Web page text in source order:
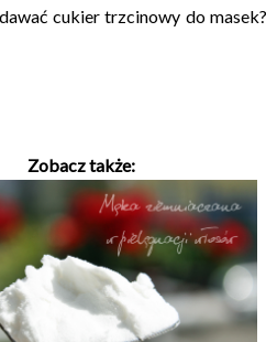
cukier trzcinowy do
Zobacz także: